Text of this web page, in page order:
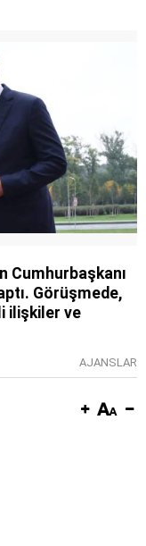
Cumhurbaşkanı
Görüşmede,
ilişkiler ve
AJANSLAR